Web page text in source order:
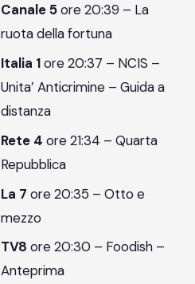
Canale 5ore 20:39 – La
ruota della fortuna
Italia 1ore 20:37 – NCIS –
Unita’ Anticrimine – Guida a
distanza
Rete 4 ore 21:34 – Quarta
Repubblica
La 7 ore 20:35 – Otto e
mezzo
TV8 ore 20:30 – Foodish –
Anteprima